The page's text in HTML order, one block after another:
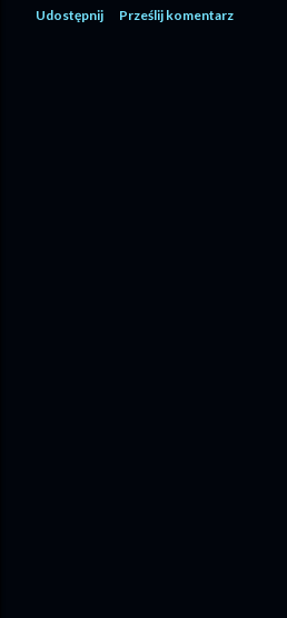
Udostępnij Prześlij komentarz